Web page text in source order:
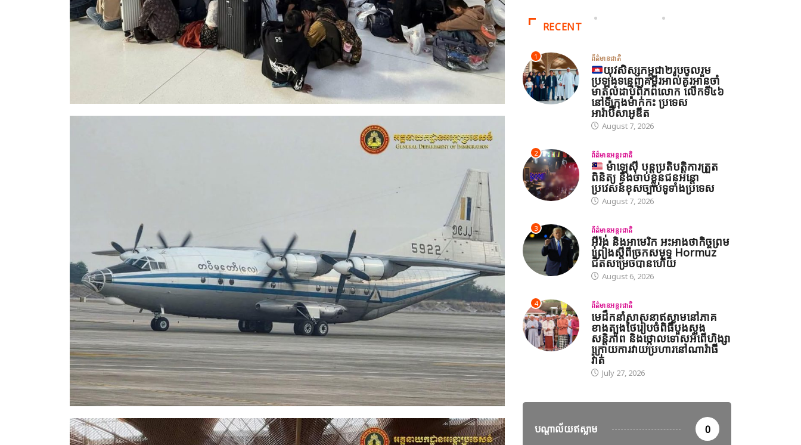
RECENT
1 ព័ត៌មានជាតិ
យុវសិស្សកម្ពុជា២រូបចូលរួម
ប្រឡងទន្ទេញគម្ពីរអាល់គូរអានចាំ
មាត់លំដាប់ពិភពលោក លើកទី៤៦
នៅទីក្រុងម៉ាក់កះ ប្រទេស
អារ៉ាប៊ីសាអូឌីត
August 7, 2026
2 ព័ត៌មានអន្តរជាតិ
ម៉ាឡេស៊ី បន្តប្រតិបត្តិការត្រួត
ពិនិត្យ និងចាប់ខ្លួនជនអន្តោ
ប្រវេសន៍ខុសច្បាប់ទូទាំងប្រទេស
August 7, 2026
3 ព័ត៌មានអន្តរជាតិ
អ៊ីរ៉ង់ និងអាមេរិក អះអាងថាកិច្ចព្រម
ព្រៀងស្តីពីច្រកសមុទ្ទ Hormuz
ជិតសម្រេចបានហើយ
August 6, 2026
4 ព័ត៌មានអន្តរជាតិ
មេដឹកនាំសាសនាឥស្លាមនៅភាគ
ខាងត្បូងថៃរៀបចំពិធីបួងសួង
សន្តិភាព និងថ្កោលទោសអំពើហិង្សា
ក្រោយការវាយប្រហារនៅណារ៉ាធី
វ៉ាត់
July 27, 2026
បណ្តាល័យឥស្លាម 0